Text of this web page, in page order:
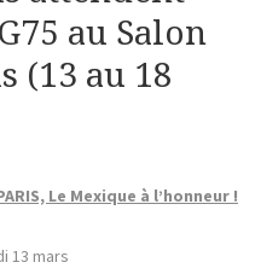
au Salon
(13 au 18
PARIS, Le Mexique à l’honneur !
13 mars